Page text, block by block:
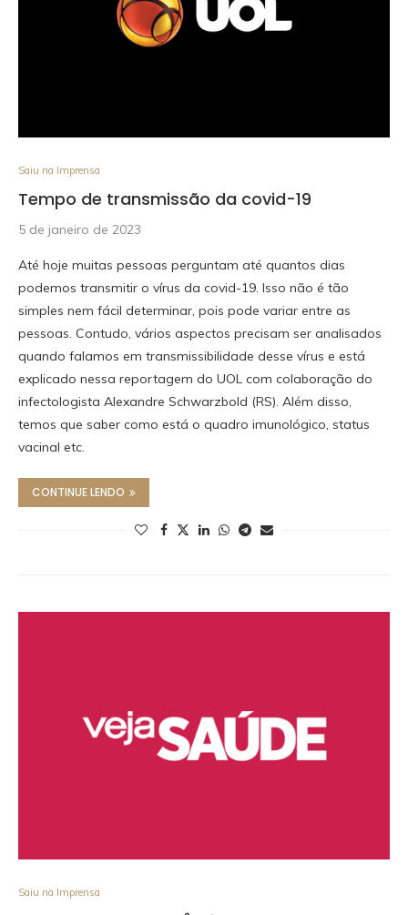
Saiu na Imprensa
Tempo de transmissão da covid-19
5 de janeiro de 2023
Até hoje muitas pessoas perguntam até quantos dias
podemos transmitir o vírus da covid-19. Isso não é tão
simples nem fácil determinar, pois pode variar entre as
pessoas. Contudo, vários aspectos precisam ser analisados
quando falamos em transmissibilidade desse vírus e está
explicado nessa reportagem do UOL com colaboração do
infectologista Alexandre Schwarzbold (RS). Além disso,
temos que saber como está o quadro imunológico, status
vacinal etc.
CONTINUE LENDO
Saiu na Imprensa